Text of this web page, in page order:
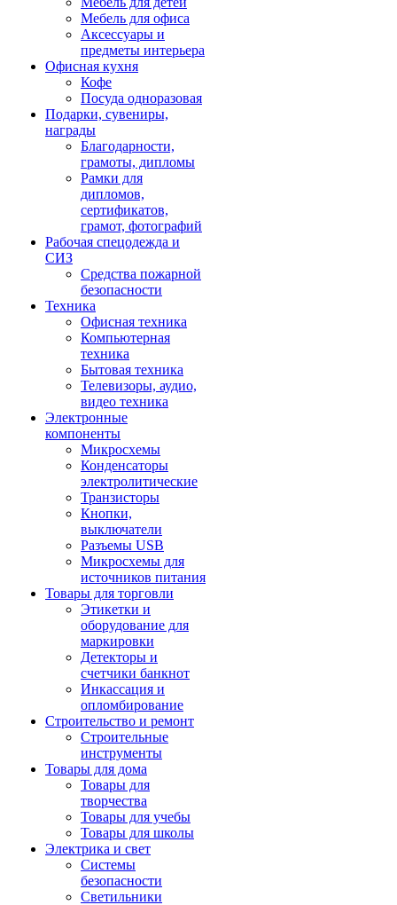
Мебель для офиса
Аксессуары и
предметы интерьера
Офисная кухня
Кофе
Посуда одноразовая
Подарки, сувениры,
награды
Благодарности,
грамоты, дипломы
Рамки для
дипломов,
сертификатов,
грамот, фотографий
Рабочая спецодежда и
СИЗ
Средства пожарной
безопасности
Техника
Офисная техника
Компьютерная
техника
Бытовая техника
Телевизоры, аудио,
видео техника
Электронные
компоненты
Микросхемы
Конденсаторы
электролитические
Транзисторы
Кнопки,
выключатели
Разъемы USB
Микросхемы для
источников питания
Товары для торговли
Этикетки и
оборудование для
маркировки
Детекторы и
счетчики банкнот
Инкассация и
опломбирование
Строительство и ремонт
Строительные
инструменты
Товары для дома
Товары для
творчества
Товары для учебы
Товары для школы
Электрика и свет
Системы
безопасности
Светильники